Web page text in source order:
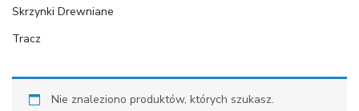
Skrzynki Drewniane
Tracz
Nie znaleziono produktów, których szukasz.